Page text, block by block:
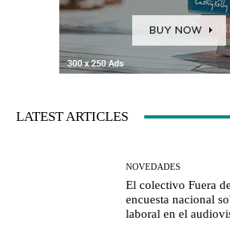
LATEST ARTICLES
NOVEDADES
El colectivo Fuera
encuesta nacional
laboral en el